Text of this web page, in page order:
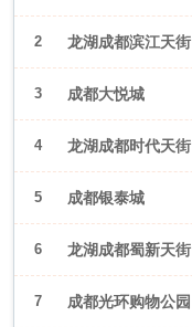
2 龙湖成都滨江天街
3 成都大悦城
4 龙湖成都时代天街
5 成都银泰城
6 龙湖成都蜀新天街
7 成都光环购物公园